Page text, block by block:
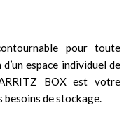
pour toute
espace individuel de
BOX est votre
de stockage.